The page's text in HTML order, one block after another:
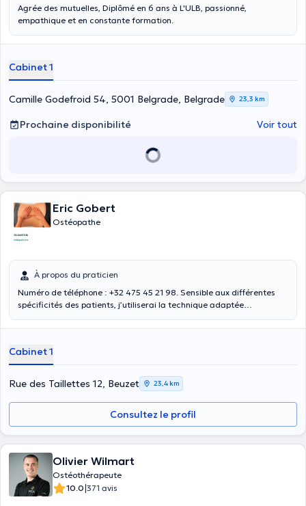
Agrée des mutuelles, Diplômé en 6 ans à L'ULB, passionné,
empathique et en constante formation.
Cabinet 1
Camille Godefroid 54, 5001 Belgrade, Belgrade 23,3 km
Prochaine disponibilité Voir tout
Eric Gobert
Ostéopathe
À propos du praticien
Numéro de téléphone : +32 475 45 21 98. Sensible aux différentes
spécificités des patients, j’utiliserai la technique adaptée
Depuis 25 ans, riche de mes différentes formations, je mets mes
niveaux, des nourrissons et des femmes enceintes. Également
licencié en nutrition, j’incorpore aussi cette dimension dans le
traitement.
Cabinet 1
Rue des Taillettes 12, Beuzet 23,4 km
Consultez le profil
Olivier Wilmart
Ostéothérapeute
10.0|371 avis